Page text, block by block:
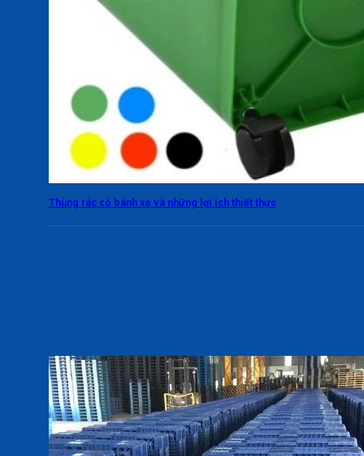
Thùng rác có bánh xe và những lợi ích thiết thực